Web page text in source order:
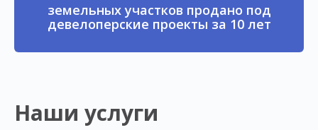
земельных участков продано под
девелоперские проекты за 10 лет
Наши услуги